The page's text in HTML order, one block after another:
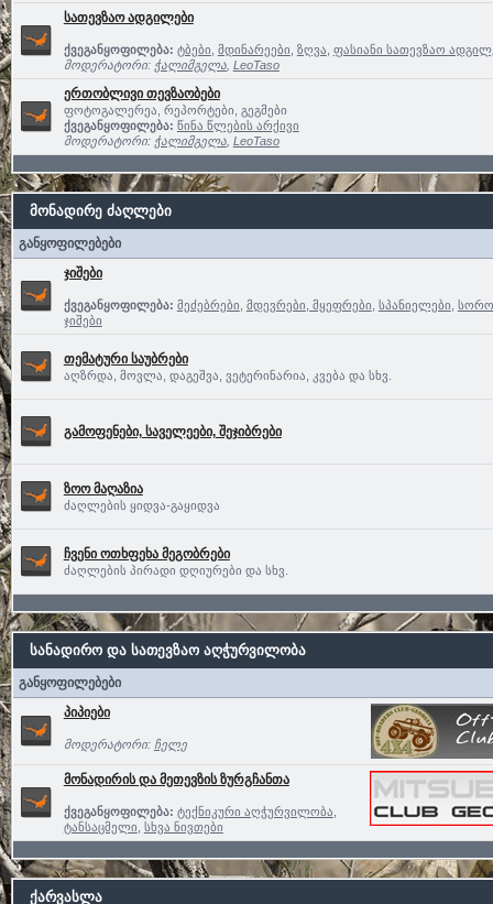
სათევზაო ადგილები
ქვეგანყოფილება: ტბები მდინარეები ზღვა ფასიანი სათევზაო
მოდერატორი: ჭალიმგელა, LeoTaso
ერთობლივი თევზაობები
ფოტოგალერეა, რეპორტები, გეგმები
ქვეგანყოფილება: წინა წლების არქივი
მოდერატორი: ჭალიმგელა, LeoTaso
მონადირე ძაღლები
განყოფილებები
ჯიშები
ქვეგანყოფილება: მეძებრები მდევრები, მყეფრები სპანიელები
ჯიშები
თემატური საუბრები
აღზრდა, მოვლა, დაგეშვა, ვეტერინარია, კვება და სხვ.
გამოფენები, საველეები, შეჯიბრები
ზოო მაღაზია
ძაღლების ყიდვა-გაყიდვა
ჩვენი ოთხფეხა მეგობრები
ძაღლების პირადი დღიურები და სხვ.
სანადირო და სათევზაო აღჭურვილობა
განყოფილებები
პიპიები
მოდერატორი: ჩელე
მონადირის და მეთევზის ზურგჩანთა
ქვეგანყოფილება: ტექნიკური აღჭურვილობა
ტანსაცმელი სხვა ნივთები
ქარვასლა